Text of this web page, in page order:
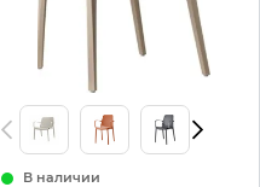
В наличии